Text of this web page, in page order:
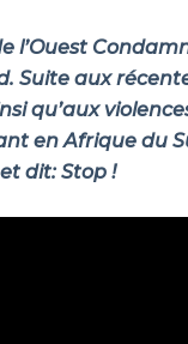
l’Ouest
Suite aux
qu’aux
en Afrique du
dit: Stop !